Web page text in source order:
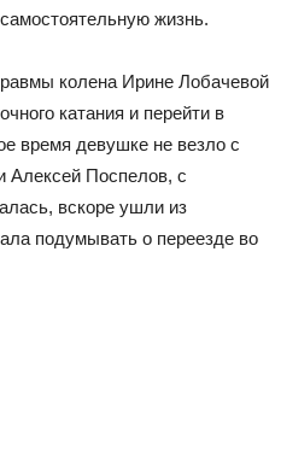
жизнь.
колена Ирине Лобачевой
катания и перейти в
время девушке не везло с
Алексей Поспелов, с
вскоре ушли из
подумывать о переезде во